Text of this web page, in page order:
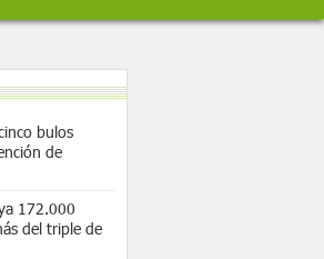
bulos
de
172.000
del triple de